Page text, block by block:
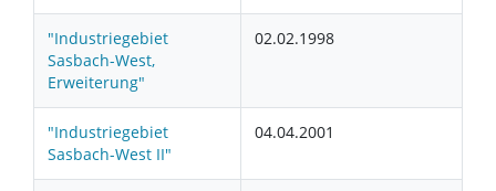
"Industriegebiet
Sasbach-West,
Erweiterung"
02.02.1998
"Industriegebiet
Sasbach-West II"
04.04.2001